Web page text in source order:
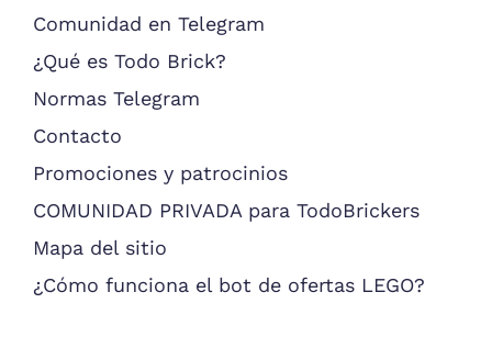
Comunidad en Telegram
¿Qué es Todo Brick?
Normas Telegram
Contacto
Promociones y patrocinios
COMUNIDAD PRIVADA para TodoBrickers
Mapa del sitio
¿Cómo funciona el bot de ofertas LEGO?